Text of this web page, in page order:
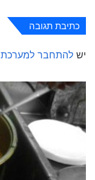
כתיבת תגובה
יש להתחבר למערכת